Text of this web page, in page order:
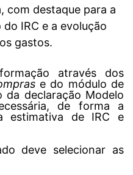
com destaque para a
IRC e a evolução
gastos.
através dos
e do módulo de
da declaração Modelo
de forma a
estimativa de IRC e
deve selecionar as